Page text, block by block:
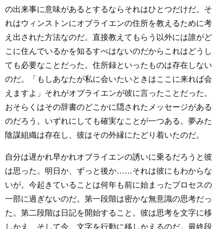
の出来事に意味があるとするならそれはひとつだけだ。そ
れはウィンストンにオブライエンの住所を教えるために考
え出された方法なのだ。直接教えてもらう以外には誰がど
こに住んでいるかを知るすべはないのだからこれはどうし
ても必要なことだった。住所録といったものは存在しない
のだ。「もしあなたが私に会いたいときはここに来れば会
えますよ」それがオブライエンが彼に言ったことだった。
おそらくはその辞書のどこかに隠されたメッセージがある
のだろう。いずれにしても確実なことが一つある。夢みた
陰謀組織は存在し、彼はその外縁にたどり着いたのだ。
自分は遅かれ早かれオブライエンの誘いに乗るだろうと彼
は思った。明日か、ずっと後か……それは彼にもわからな
いが。今起きていることは何年も前に始まったプロセスの
一部に過ぎないのだ。第一段階は密かな無意識の思考だっ
た。第二段階は日記を開始すること。彼は思考を文字に移
しかえ、そして今、文字を行動に移しかえるのだ。最終段